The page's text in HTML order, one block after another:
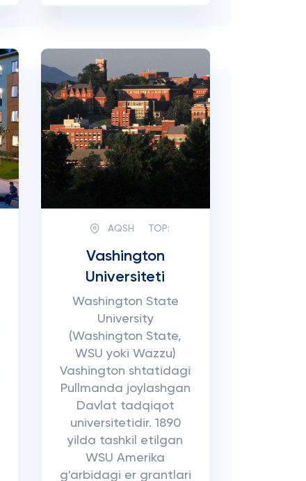
AQSH TOP:
Vashington
Universiteti
Washington State
University
(Washington State,
WSU yoki Wazzu)
Vashington shtatidagi
Pullmanda joylashgan
Davlat tadqiqot
universitetidir. 1890
yilda tashkil etilgan
WSU Amerika
g'arbidagi er grantlari